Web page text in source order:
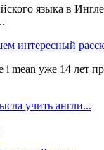
языка в
интересный
i mean уже 14 лет
учить англи...